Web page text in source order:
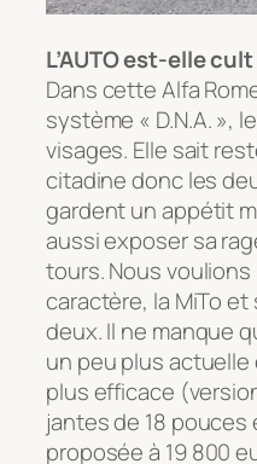
L’AUTO est-elle
Dans cette Alfa
système « D.N.A. »,
visages. Elle sait
citadine donc les
gardent un appétit
aussi exposer sa
tours. Nous
caractère, la MiTo
deux. Il ne manque
un peu plus
plus efficace
jantes de 18
proposée à 19 800